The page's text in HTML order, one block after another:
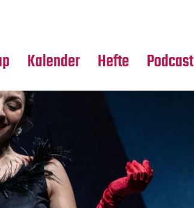
Kalender Hefte Podcast